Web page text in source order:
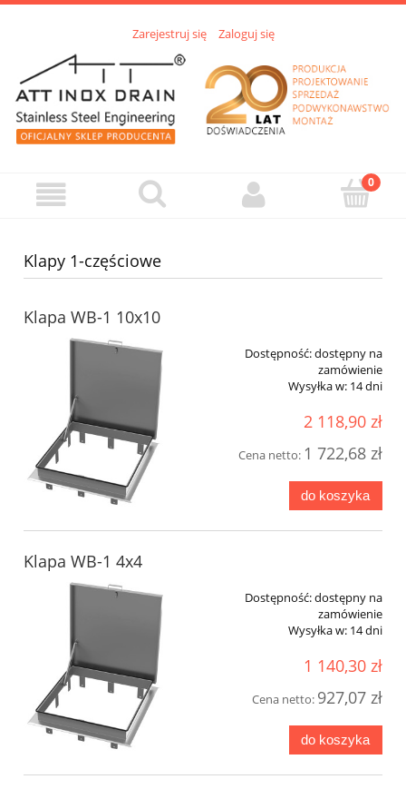
Zarejestruj się Zaloguj się
Klapy 1-częściowe
Klapa WB-1 10x10
Dostępność:dostępny na
zamówienie
Wysyłka w: 14 dni
2 118,90 zł
Cena netto: 1 722,68 zł
do koszyka
Klapa WB-1 4x4
Dostępność:dostępny na
zamówienie
Wysyłka w: 14 dni
1 140,30 zł
Cena netto: 927,07 zł
do koszyka